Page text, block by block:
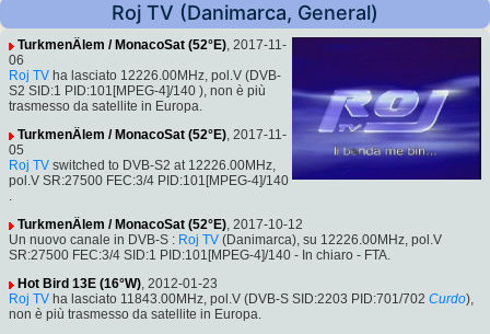
Roj TV (Danimarca, General)
TurkmenÄlem / MonacoSat (52°E), 2017-11-
06
Roj TV ha lasciato 12226.00MHz, pol.V (DVB-
S2 SID:1 PID:101[MPEG-4]/140 ), non è più
trasmesso da satellite in Europa.
TurkmenÄlem / MonacoSat (52°E), 2017-11-
05
Roj TV switched to DVB-S2 at 12226.00MHz,
pol.V SR:27500 FEC:3/4 PID:101[MPEG-4]/140
.
TurkmenÄlem / MonacoSat (52°E), 2017-10-12
Un nuovo canale in DVB-S : Roj TV (Danimarca), su 12226.00MHz, pol.V
SR:27500 FEC:3/4 SID:1 PID:101[MPEG-4]/140 - In chiaro - FTA.
Hot Bird 13E (16°W), 2012-01-23
Roj TV ha lasciato 11843.00MHz, pol.V (DVB-S SID:2203 PID:701/702 Curdo),
non è più trasmesso da satellite in Europa.